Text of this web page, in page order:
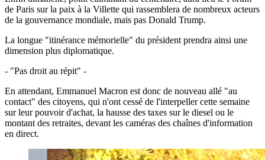
de Paris sur la paix à la Villette qui rassemblera de nombreux acteurs
de la gouvernance mondiale, mais pas Donald Trump.
La longue "itinérance mémorielle" du président prendra ainsi une
dimension plus diplomatique.
- "Pas droit au répit" -
En attendant, Emmanuel Macron est donc de nouveau allé "au
contact" des citoyens, qui n'ont cessé de l'interpeller cette semaine
sur leur pouvoir d'achat, la hausse des taxes sur le diesel ou le
montant des retraites, devant les caméras des chaînes d'information
en direct.